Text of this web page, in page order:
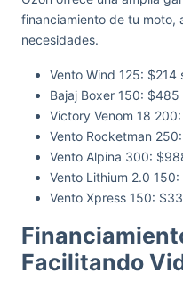
financiamiento de tu moto,
necesidades.
Vento Wind 125: $214
Bajaj Boxer 150: $485
Victory Venom 18
Vento Rocketman
Vento Alpina 300:
Vento Lithium 2.0
Vento Xpress 150:
Facilitando